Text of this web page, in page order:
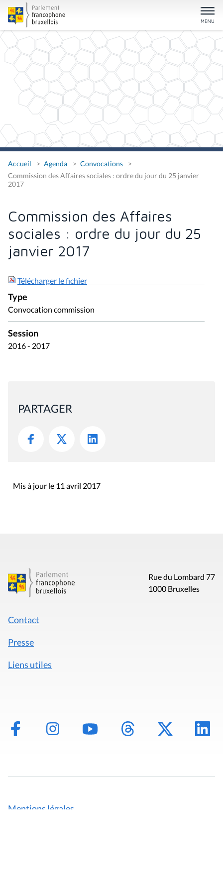
Accueil Agenda
Convocations
Commission des Affaires sociales : ordre du jour du 25 janvier
2017
Commission des Affaires
sociales : ordre du jour du 25
janvier 2017
Télécharger le fichier
Type
Convocation commission
Session
2016 - 2017
PARTAGER
Mis à jour le 11 avril 2017
Rue du Lombard 77
1000 Bruxelles
Contact
Presse
Liens utiles
Mentions légales